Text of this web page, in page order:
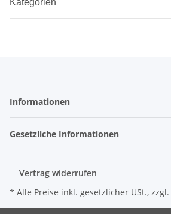
Kategorien
Informationen
Gesetzliche Informationen
Vertrag widerrufen
* Alle Preise inkl. gesetzlicher USt., zzgl.